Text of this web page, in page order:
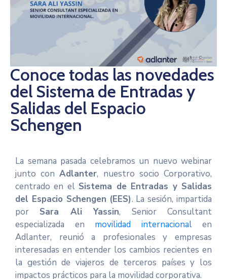
Trabajo
Noticias
Conoce todas las novedades
del Sistema de Entradas y
Salidas del Espacio
Schengen
La semana pasada celebramos un nuevo webinar
junto conAdlanter, nuestro socio Corporativo,
centrado en el Sistema de Entradas y Salidas
del Espacio Schengen (EES). La sesión, impartida
por Sara Ali Yassin, Senior Consultant
especializada en movilidad internacionalen
Adlanter, reunió a profesionales y empresas
interesadas en entender los cambios recientes en
la gestión de viajeros de terceros países y los
impactos prácticos para la movilidad corporativa.